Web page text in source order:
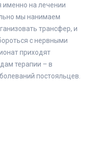
именно на лечении
мы нанимаем
трансфер, и
с нервными
приходят
терапии – в
постояльцев.